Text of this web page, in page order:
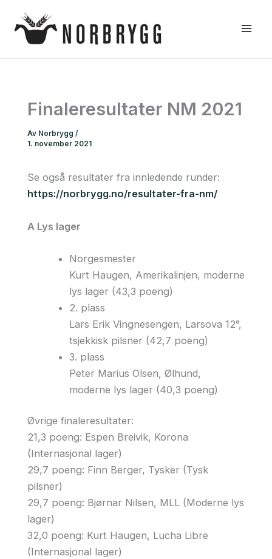
rett
Finaleresultater NM 2021
Av Norbrygg /
1. november 2021
Se også resultater fra innledende runder:
https://norbrygg.no/resultater-fra-nm/
A Lys lager
Norgesmester
Kurt Haugen, Amerikalinjen, moderne
lys lager (43,3 poeng)
2. plass
Lars Erik Vingnesengen, Larsova 12°,
tsjekkisk pilsner (42,7 poeng)
3. plass
Peter Marius Olsen, Ølhund,
moderne lys lager (40,3 poeng)
Øvrige finaleresultater:
21,3 poeng: Espen Breivik, Korona
(Internasjonal lager)
29,7 poeng: Finn Berger, Tysker (Tysk
pilsner)
29,7 poeng: Bjørnar Nilsen, MLL (Moderne lys
lager)
32,0 poeng: Kurt Haugen, Lucha Libre
(Internasjonal lager)